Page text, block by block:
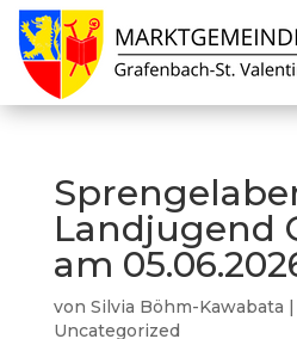
Landjugend
am
von Silvia Böhm-Kawabata |
Uncategorized